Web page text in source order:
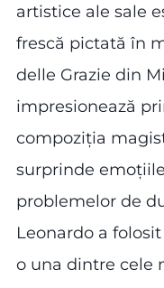
artistice ale sale
frescă pictată în
delle Grazie din
impresionează
compoziția
surprinde
problemelor de
Leonardo a
o una dintre cele